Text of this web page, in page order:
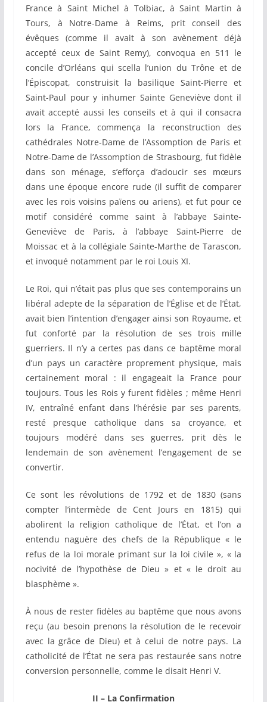
France à Saint Michel à Tolbiac, à Saint Martin à
Tours, à Notre-Dame à Reims, prit conseil des
évêques (comme il avait à son avènement déjà
accepté ceux de Saint Remy), convoqua en 511 le
concile d’Orléans qui scella l’union du Trône et de
l’Épiscopat, construisit la basilique Saint-Pierre et
Saint-Paul pour y inhumer Sainte Geneviève dont il
avait accepté aussi les conseils et à qui il consacra
lors la France, commença la reconstruction des
cathédrales Notre-Dame de l’Assomption de Paris et
Notre-Dame de l’Assomption de Strasbourg, fut fidèle
dans son ménage, s’efforça d’adoucir ses mœurs
dans une époque encore rude (il suffit de comparer
avec les rois voisins païens ou ariens), et fut pour ce
motif considéré comme saint à l’abbaye Sainte-
Geneviève de Paris, à l’abbaye Saint-Pierre de
Moissac et à la collégiale Sainte-Marthe de Tarascon,
et invoqué notamment par le roi Louis XI.
Le Roi, qui n’était pas plus que ses contemporains un
libéral adepte de la séparation de l’Église et de l’État,
avait bien l’intention d’engager ainsi son Royaume, et
fut conforté par la résolution de ses trois mille
guerriers. Il n’y a certes pas dans ce baptême moral
d’un pays un caractère proprement physique, mais
certainement moral : il engageait la France pour
toujours. Tous les Rois y furent fidèles ; même Henri
IV, entraîné enfant dans l’hérésie par ses parents,
resté presque catholique dans sa croyance, et
toujours modéré dans ses guerres, prit dès le
lendemain de son avènement l’engagement de se
convertir.
Ce sont les révolutions de 1792 et de 1830 (sans
compter l’intermède de Cent Jours en 1815) qui
abolirent la religion catholique de l’État, et l’on a
entendu naguère des chefs de la République « le
refus de la loi morale primant sur la loi civile », « la
nocivité de l’hypothèse de Dieu » et « le droit au
blasphème ».
À nous de rester fidèles au baptême que nous avons
reçu (au besoin prenons la résolution de le recevoir
avec la grâce de Dieu) et à celui de notre pays. La
catholicité de l’État ne sera pas restaurée sans notre
conversion personnelle, comme le disait Henri V.
II – La Confirmation